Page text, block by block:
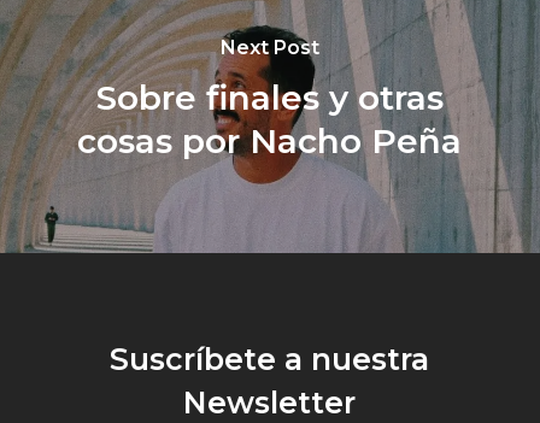
Next Post
Sobre finales y otras
cosas por Nacho Peña
Suscríbete a nuestra
Newsletter